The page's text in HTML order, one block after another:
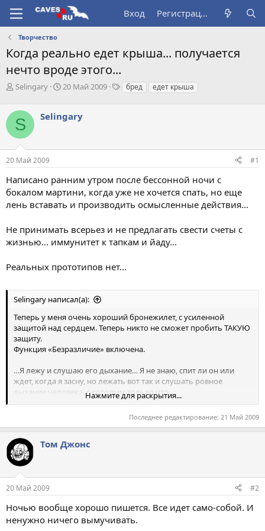
Вход Регистрация
Творчество
Когда реально едет крыша... получается
нечто вроде этого...
А
о
р
т
е
м
ы
Selingary
Д
а
ч
л
а
20 Май 2009
Тбред едет крыша
S Selingary
20 Май 2009 #1
Написано ранним утром после бессонной ночи с
бокалом мартини, когда уже не хочется спать, но еще
лень вставать и производить осмысленные действия...
Не принимать всерьез и не предлагать свести счеты с
жизнью... иммунитет к тапкам и йаду...
Реальных прототипов нет...
Selingary написал(а):
Теперь у меня очень хороший бронежилет, с усиленной
защитой над сердцем. Теперь никто не сможет пробить ТАКУЮ
защиту.
Функция «Безразличие» включена.
…Я лежу и слушаю его дыхание… Я не знаю, спит ли он или
ждет, когда я засну, но лежать вот так и слушать ровное
дыхание человека, с которым только что…
…Недавно мне сказали, что назвали другого человека моим
именем… и чувствую, как усиленная броня дает трещину…
третья… четвертая…
И вот тогда броня включается на максимум, придавливая
внезапно вспыхнувшие эмоции… гася их… гася их, наверное,
навсегда… потому что – я сейчас одна… потому что – не с кем
их разделить… пусть даже на время…
…Возле двери руки у меня неожиданно задрожали, и я не сразу
смогла попасть ключом в замочную скважину…
…Да, я пьяна… Но, как ты понимаешь, не от алкоголя. И ни от
Нажмите для раскрытия...
Последнее редактирование: 21 Май 2009
Том Джонс
20 Май 2009 #2
Ночью вообще хорошо пишется. Все идет само-собой. И
ненужно ничего вымучивать.